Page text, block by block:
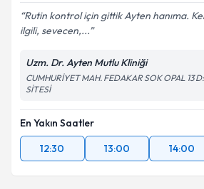
Rutin kontrol için gittik Ayten hanıma.
ilgili, sevecen,...
Uzm. Dr. Ayten Mutlu Kliniği
CUMHURİYET MAH. FEDAKAR SOK OPAL 13
SİTESİ
En Yakın Saatler
12:30
13:00 14:00